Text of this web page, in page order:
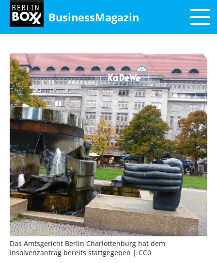
BusinessMagazin
Das Amtsgericht Berlin Charlottenburg hat dem
Insolvenzantrag bereits stattgegeben | CC0